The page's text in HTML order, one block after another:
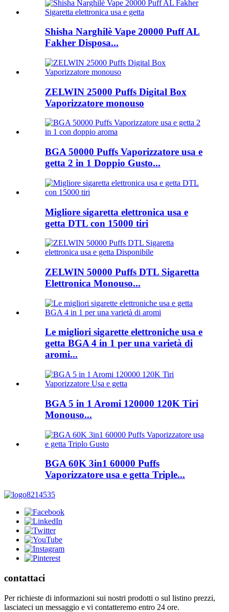
Shisha Narghilè Vape 20000 Puff AL
Fakher Disposa...
ZELWIN 25000 Puffs Digital Box
Vaporizzatore monouso
BGA 50000 Puffs Vaporizzatore usa e
getta 2 in 1 Doppio Gusto...
Migliore sigaretta elettronica usa e
getta DTL con 15000 tiri
ZELWIN 50000 Puffs DTL Sigaretta
Elettronica Monouso...
Le migliori sigarette elettroniche usa e
getta BGA 4 in 1 per una varietà di
aromi...
BGA 5 in 1 Aromi 120000 120K Tiri
Monouso...
BGA 60K 3in1 60000 Puffs
Vaporizzatore usa e getta Triple...
contattaci
Per richieste di informazioni sui nostri prodotti o sul listino prezzi,
lasciateci un messaggio e vi contatteremo entro 24 ore.